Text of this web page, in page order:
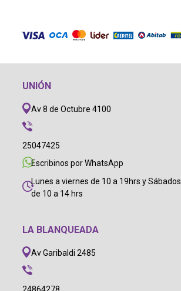
UNIÓN
Av 8 de Octubre 4100
25047425
Escribinos por WhatsApp
Lunes a viernes de 10 a 19hrs y Sábados
de 10 a 14 hrs
LA BLANQUEADA
Av Garibaldi 2485